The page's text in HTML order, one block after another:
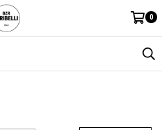
0